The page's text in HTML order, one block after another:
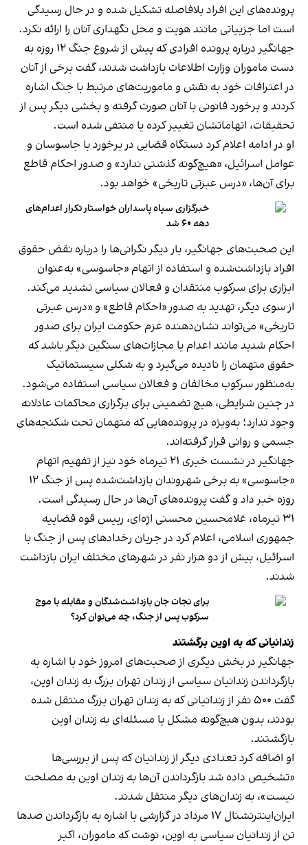
پرونده‌های این افراد بلافاصله تشکیل شده و در حال رسیدگی
است اما جزییاتی مانند هویت و محل نگهداری آنان را ارائه نکرد.
جهانگیر درباره پرونده افرادی که پیش از شروع جنگ ۱۲ روزه به
دست ماموران وزارت اطلاعات بازداشت شدند، گفت برخی از آنان
در اعترافات خود به نقش و ماموریت‌های مرتبط با جنگ اشاره
کردند و برخورد قانونی با آنان صورت گرفته و بخشی دیگر پس از
تحقیقات، اتهاماتشان تغییر کرده یا منتفی شده است.
او در ادامه اعلام کرد دستگاه قضایی در برخورد با جاسوسان و
عوامل اسرائیل، «هیچ‌گونه گذشتی ندارد» و صدور احکام قاطع
برای آن‌ها، «درس عبرتی تاریخی» خواهد بود.
خبرگزاری سپاه پاسداران خواستار تکرار اعدام‌های
دهه ۶۰ شد
این صحبت‌های جهانگیر، بار دیگر نگرانی‌ها را درباره نقض حقوق
افراد بازداشت‌شده و استفاده از اتهام «جاسوسی» به‌عنوان
ابزاری برای سرکوب منتقدان و فعالان سیاسی تشدید می‌کند.
از سوی دیگر، تهدید به صدور «احکام قاطع» و «درس عبرتی
تاریخی» می‌تواند نشان‌دهنده عزم حکومت ایران برای صدور
احکام شدید مانند اعدام یا مجازات‌های سنگین دیگر باشد که
حقوق متهمان را نادیده می‌گیرد و به شکلی سیستماتیک
به‌منظور سرکوب مخالفان و فعالان سیاسی استفاده می‌شود.
در چنین شرایطی، هیچ تضمینی برای برگزاری محاکمات عادلانه
وجود ندارد؛ به‌ویژه در پرونده‌هایی که متهمان تحت شکنجه‌های
جسمی و روانی قرار گرفته‌اند.
جهانگیر در نشست خبری ۲۱ تیرماه خود نیز از تفهیم اتهام
«جاسوسی» به برخی شهروندان بازداشت‌شده پس از جنگ ۱۲
روزه خبر داد و گفت پرونده‌های آن‌ها در حال رسیدگی است.
۳۱ تیرماه، غلامحسین محسنی‌ اژه‌ای، رییس قوه قضاییه
جمهوری اسلامی، اعلام کرد در جریان رخدادهای پس از جنگ با
اسرائیل، بیش از دو هزار نفر در شهرهای مختلف ایران بازداشت
شدند.
برای نجات جان بازداشت‌شدگان و مقابله با موج
سرکوب پس از جنگ، چه می‌توان کرد؟
زندانیانی که به اوین برگشتند
جهانگیر در بخش دیگری از صحبت‌های امروز خود با اشاره به
بازگرداندن زندانیان سیاسی از زندان تهران بزرگ به زندان اوین،
گفت ۵۰۰ نفر از زندانیانی که به زندان تهران بزرگ منتقل شده
بودند، بدون هیچ‌گونه مشکل یا مسئله‌ای به زندان اوین
بازگشتند.
او اضافه کرد تعدادی دیگر از زندانیان که پس از بررسی‌ها
«تشخیص داده شد بازگرداندن آن‌ها به زندان اوین به مصلحت
نیست»، به زندان‌های دیگر منتقل شدند.
ایران‌اینترنشنال ۱۷ مرداد در گزارشی با اشاره به بازگرداندن صدها
تن از زندانیان سیاسی به اوین، نوشت که ماموران، اکبر